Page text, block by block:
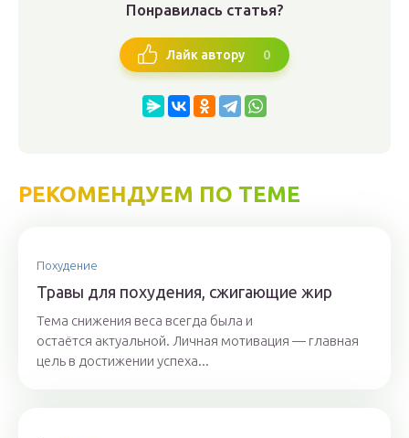
Понравилась статья?
Лайк автору 0
РЕКОМЕНДУЕМ ПО ТЕМЕ
Похудение
Травы для похудения, сжигающие жир
Тема снижения веса всегда была и
остаётся актуальной. Личная мотивация — главная
цель в достижении успеха...